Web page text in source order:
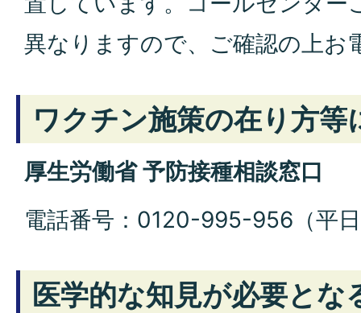
異なりますので、ご確認の上お
ワクチン施策の在り方等
厚生労働省 予防接種相談窓口
電話番号：0120-995-956（平
医学的な知見が必要とな